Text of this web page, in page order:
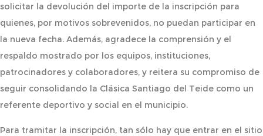
solicitar la devolución del importe de la inscripción para
quienes, por motivos sobrevenidos, no puedan participar en
la nueva fecha. Además, agradece la comprensión y el
respaldo mostrado por los equipos, instituciones,
patrocinadores y colaboradores, y reitera su compromiso de
seguir consolidando la Clásica Santiago del Teide como un
referente deportivo y social en el municipio.
Para tramitar la inscripción, tan sólo hay que entrar en el sitio